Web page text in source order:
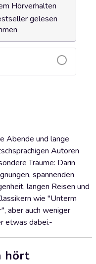
Hörverhalten
gelesen
Abende und lange
Autoren
Träume: Darin
spannenden
langen Reisen und
wie "Unterm
aber auch weniger
etwas dabei.-
hört